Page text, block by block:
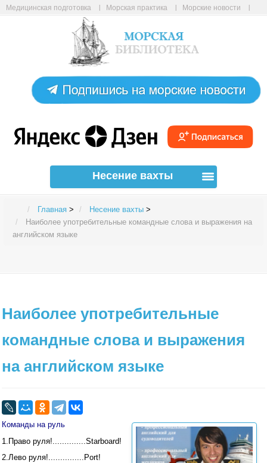
Медицинская подготовка Морская практика
Морские новости
Авиабилеты онлайн
Несение вахты
Главная > Несение вахты >
Наиболее употребительные командные слова и выражения на
английском языке
Наиболее употребительные
командные слова и выражения
на английском языке
Команды на руль
1.Право руля!..............Starboard!
2.Лево руля!...............Port!